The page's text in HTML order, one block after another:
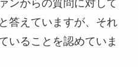
ンからの質問に対して
答えていますが、それ
いることを認めていま